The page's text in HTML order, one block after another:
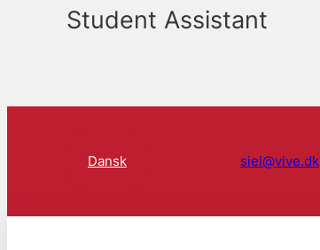
Student Assistant
Dansk siel@vive.dk